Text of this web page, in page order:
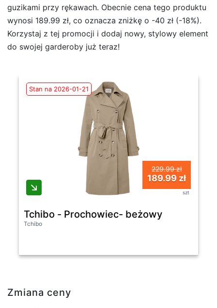
guzikami przy rękawach. Obecnie cena tego produktu
wynosi 189.99 zł, co oznacza zniżkę o -40 zł (-18%).
Korzystaj z tej promocji i dodaj nowy, stylowy element
do swojej garderoby już teraz!
Stan na 2026-01-21
229.99 zł
189.99 zł
szt
Tchibo - Prochowiec- beżowy
Tchibo
Zmiana ceny